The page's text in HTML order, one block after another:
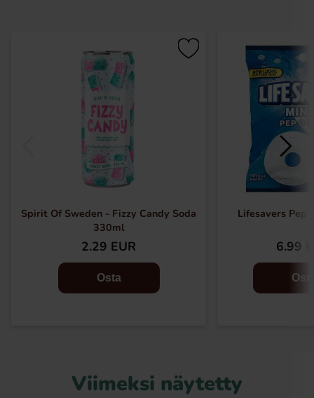
Spirit Of Sweden - Fizzy Candy Soda
330ml
2.29 EUR
Osta
Lifesavers Pep
6.99
Viimeksi näytetty